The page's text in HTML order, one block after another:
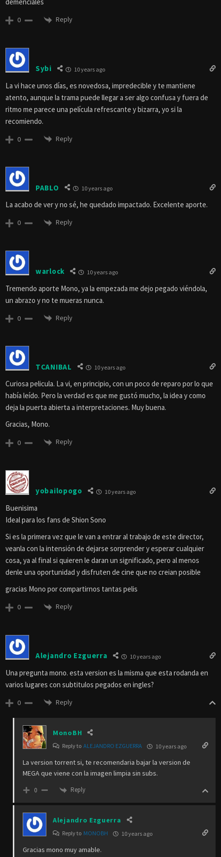
0 Reply
Sybi 10 years ago
La vi hace unos días, es novedosa, impredecible y te mantiene
atento, aunque la trama puede llegar a ser algo confusa y fuera de
ritmo me parece una película refrescante y bizarra, yo si la
recomiendo.
0 Reply
PABLO 10 years ago
La acabo de ver y no sé, he quedado impactado. Excelente aporte.
0 Reply
warlock 10 years ago
Tremendo aporte Mono, ya la empezada me dejo pegado viéndola,
un abrazo y no te mueras nunca.
0 Reply
TCANIBAL 10 years ago
Curiosa pelicula. La vi, en principio, con un poco de reparo por lo que
había leído. Pero la verdad es que me gustó mucho, la idea y como
deja la puerta abierta a interpretaciones. Muy buena.
Gracias, Mono.
0 Reply
yobailopogo 10 years ago
Buenisima
Ideal para los fans de Shion Sono
Si es la primera vez que le van a entrar al trabajo de este director,
veanla con la intensión de dejarse sorprender y esperar cualquier
cosa, ya al final si quieren le daran un significado, pero al menos
denle una oportunidad y disfruten de cine que no creian posible
gracias Mono por compartirnos tantas pelis
0 Reply
Alejandro Ezguerra 10 years ago
Una pregunta mono. esta version es la misma que esta rodanda en
varios lugares con subtitulos pegados en ingles?
0 Reply
MonoBH
Reply to ALEJANDRO EZGUERRA 10 years ago
La version torrent si, te recomendaria bajar la version de
MEGA que viene con la imagen limpia sin subs.
0 Reply
Alejandro Ezguerra
Reply to MONOBH 10 years ago
Gracias mono muy amable.